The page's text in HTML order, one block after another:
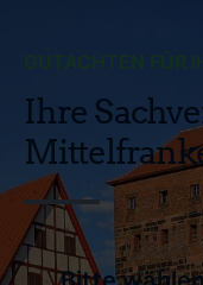
GUTACHTEN FÜR
Ihre